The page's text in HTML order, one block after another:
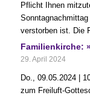
Pflicht Ihnen
verstorben ist. Die
Familienkirche:
29. April 2024
Do., 09.05.2024 |
zum Freiluft-